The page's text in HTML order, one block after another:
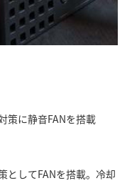
策に静音FANを搭載
としてFANを搭載。冷却